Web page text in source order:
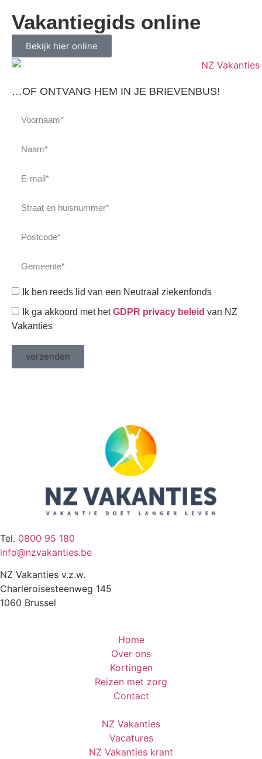
Vakantiegids online
Bekijk hier online
…OF ONTVANG HEM IN JE BRIEVENBUS!
Ik ben reeds lid van een Neutraal ziekenfonds
Ik ga akkoord met hetGDPR privacy beleid van NZ
Vakanties
verzenden
Tel. 0800 95 180
info@nzvakanties.be
NZ Vakanties v.z.w.
Charleroisesteenweg 145
1060 Brussel
Home
Over ons
Kortingen
Reizen met zorg
Contact
NZ Vakanties
Vacatures
NZ Vakanties krant